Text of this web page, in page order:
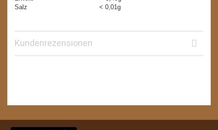
Salz < 0,01g
Kundenrezensionen